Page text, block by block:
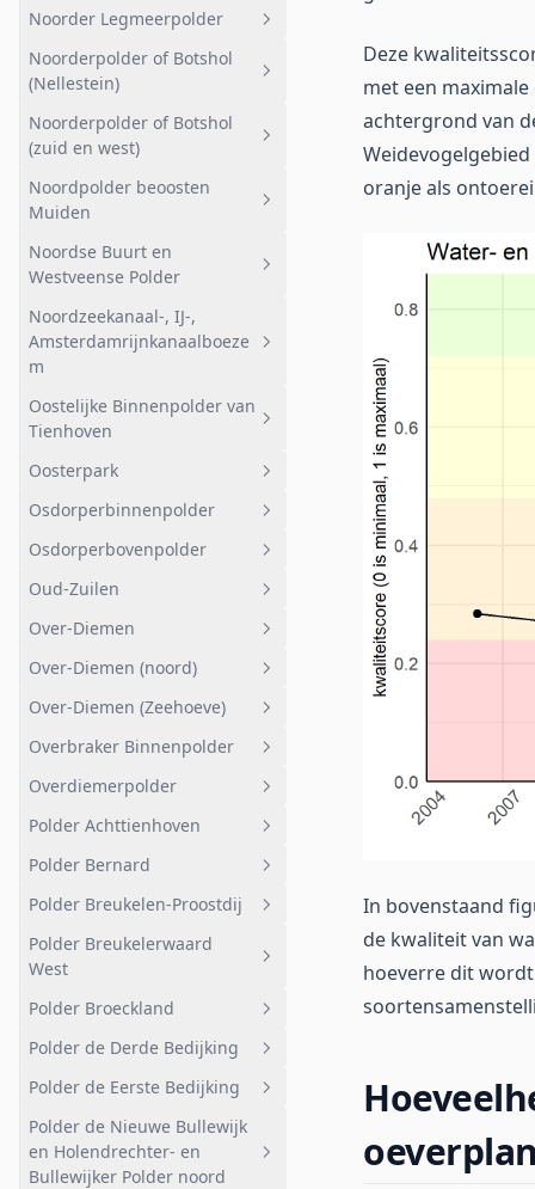
Breukeleveensche of Stille Plas
Tienhovensche Plassen noord
Tienhovensche Plassen zuid
Vuntus
Landbouw zuid en noord
Meerlanden
(De Krijgsman)
Noorder IJ Plas
Geheel afwateringsgebied
Noorder IJ Polder
Noorder Legmeerpolder
Geheel afwateringsgebied
Bovenkerk
Uithoorn
Amstelzijde
Noorderpolder of Botshol
(Nellestein)
Geheel afwateringsgebied
Natuurgebied
Noorderpolder of Botshol
(zuid en west)
Geheel afwateringsgebied
Botshol Midden
Noorderpolder (oost)
Noorderpolder (west)
Noordpolder beoosten
Muiden
Geheel afwateringsgebied
Noord
Noordse Buurt en
Westveense Polder
Geheel afwateringsgebied
Noordse buurt
Noordse dorp
Westveen
Noordzeekanaal-, IJ-,
Amsterdamrijnkanaalboeze
m
Geheel afwateringsgebied
oost
Nuoncentrale
Diemerzeedijk
Hoeker- en Garstenpolder
noord-puntje
Hoogspanningstracé
Haven
Maxis
T.b.v. drinkwater
Afstromend naar boezem -
Oostelijke Binnenpolder van
Tienhoven
Geheel afwateringsgebied
Overig
Petgaten
Oosterpark
Geheel afwateringsgebied
Oosterpark
Osdorperbinnenpolder
Geheel afwateringsgebied
Veenweide
Geuzenveld
De Kluut 2
VTP Tigeno en Eendracht
Polder
Tom Schreurweg
Osdorperbovenpolder
Geheel afwateringsgebied
Osdorperbovenpolder
Bovensloot
Oud-Zuilen
Geheel afwateringsgebied
Oud-Zuilen
Over-Diemen
Geheel afwateringsgebied
Elektriciteitscentrale
Over-Diemen (noord)
Geheel afwateringsgebied
Over-Diemen (noord)
Over-Diemen (Zeehoeve)
Geheel afwateringsgebied
Over-Diemen (Zeehoeve)
Overbraker Binnenpolder
Geheel afwateringsgebied
Volkstuinen
Noord-oost
Overdiemerpolder
Geheel afwateringsgebied
Overdiemerpolder
Polder Achttienhoven
Geheel afwateringsgebied
Gagelweg Kooidijk
Gagelbos
Polder Bernard
Geheel afwateringsgebied
Polder Bernard
Polder Breukelen-Proostdij
Geheel afwateringsgebied
Polder Breukelerwaard
West
Geheel afwateringsgebied
Bemalen gebied
Deelgebied 2
Deelgebied 3
Deelgebied 4
Polder Broeckland
Geheel afwateringsgebied
Polder Broeckland
Polder de Derde Bedijking
Geheel afwateringsgebied
Landelijk
Stedelijk
Polder de Eerste Bedijking
Geheel afwateringsgebied
West
Polder de Nieuwe Bullewijk
en Holendrechter- en
Bullewijker Polder noord
Deze
met een
achtergrond van
oranje als
In bovenstaand
de kwaliteit van
hoeverre dit